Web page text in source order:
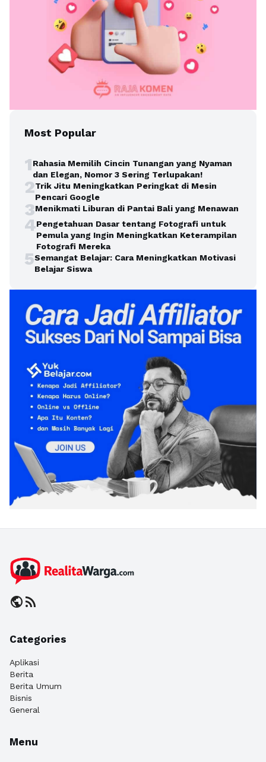
Most Popular
1Rahasia Memilih Cincin Tunangan yang Nyaman
dan Elegan, Nomor 3 Sering Terlupakan!
2Trik Jitu Meningkatkan Peringkat di Mesin
Pencari Google
3Menikmati Liburan di Pantai Bali yang Menawan
4Pengetahuan Dasar tentang Fotografi untuk
Pemula yang Ingin Meningkatkan Keterampilan
Fotografi Mereka
5Semangat Belajar: Cara Meningkatkan Motivasi
Belajar Siswa
publicrss_feed
Categories
Aplikasi
Berita
Berita Umum
Bisnis
General
Menu